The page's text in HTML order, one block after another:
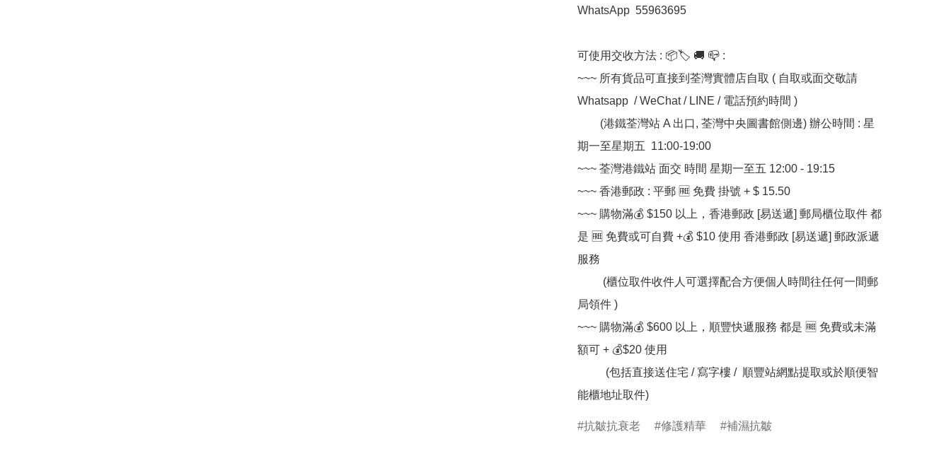
WhatsApp  55963695
可使用交收方法 : 📦🏷 🚚 📪 :
~~~ 所有貨品可直接到荃灣實體店自取 ( 自取或面交敬請
Whatsapp  / WeChat / LINE / 電話預約時間 )
期一至星期五  11:00-19:00
~~~ 荃灣港鐵站 面交 時間 星期一至五 12:00 - 19:15
~~~ 香港郵政 : 平郵 🆓 免費 掛號 + $ 15.50
~~~ 購物滿💰 $150 以上，香港郵政 [易送遞] 郵局櫃位取件 都
是 🆓 免費或可自費 +💰 $10 使用 香港郵政 [易送遞] 郵政派遞
服務
局領件 )
~~~ 購物滿💰 $600 以上，順豐快遞服務 都是 🆓 免費或未滿
額可 + 💰$20 使用
抗皺抗衰老 修護精華 補濕抗皺